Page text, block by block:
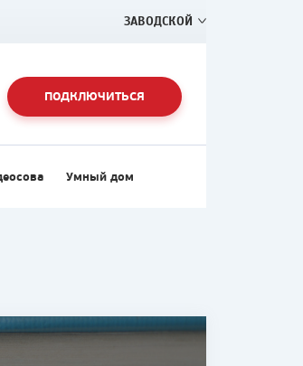
ЗАВОДСКОЙ
ПОДКЛЮЧИТЬСЯ
Умный дом